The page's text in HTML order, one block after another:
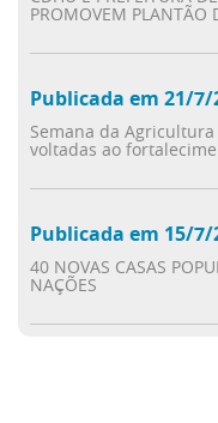
PROMOVEM PLANTÃO
Publicada em 21/7/
Semana da
voltadas ao
Publicada em 15/7/
40 NOVAS CASAS
NAÇÕES